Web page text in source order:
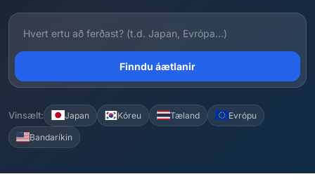
Finndu áætlanir
Vinsælt: Japan Kóreu Tæland Evrópu
Bandaríkin